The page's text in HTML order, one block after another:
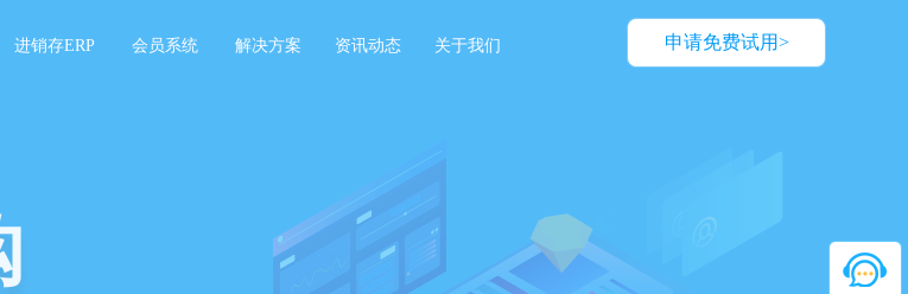
申请免费试用>
进销存ERP 会员系统 解决方案 资讯动态 关于我们